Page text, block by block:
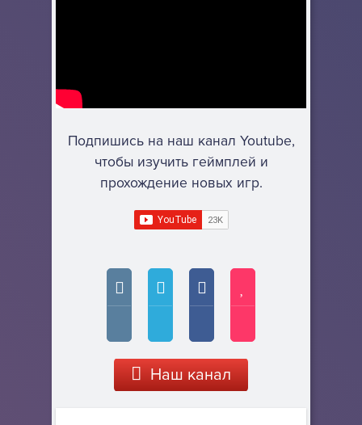
Подпишись на наш канал Youtube,
чтобы изучить геймплей и
прохождение новых игр.
Наш канал